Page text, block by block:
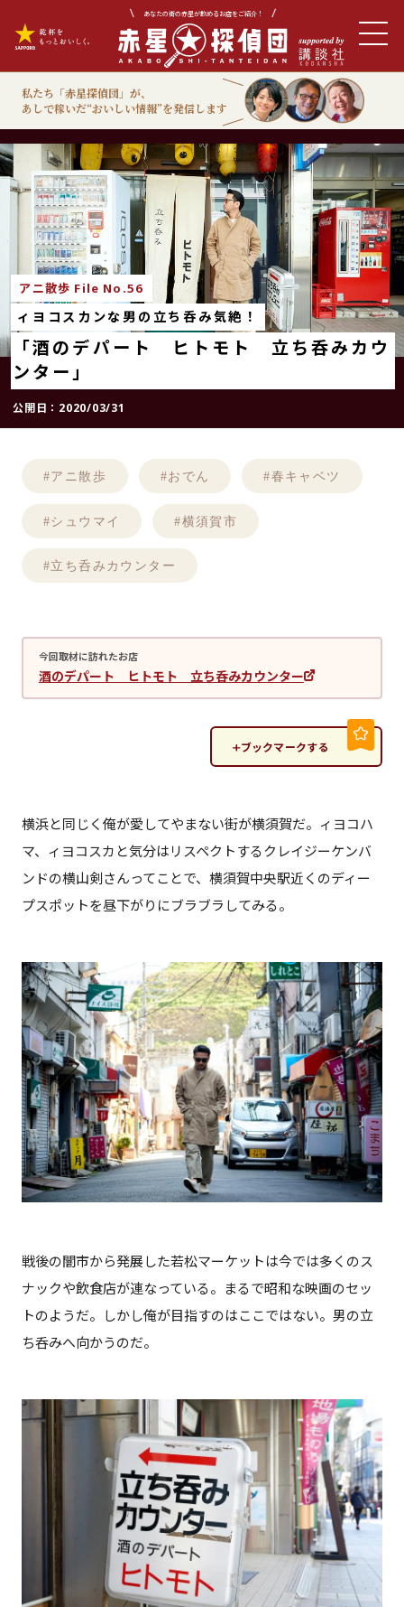
あなたの街の赤星が飲めるお店をご紹介！
私たち「赤星探偵団」が、
あしで稼いだ“おいしい情報”を発信します
アニ散歩 File No.56
ィヨコスカンな男の立ち呑み気絶！
「酒のデパート ヒトモト 立ち呑みカウ
ンター」
公開日： 2020/03/31
#アニ散歩 #おでん #春キャベツ
#シュウマイ #横須賀市
#立ち呑みカウンター
今回取材に訪れたお店
酒のデパート ヒトモト 立ち呑みカウンター
ブックマークする
横浜と同じく俺が愛してやまない街が横須賀だ。ィヨコハ
マ、ィヨコスカと気分はリスペクトするクレイジーケンバ
ンドの横山剣さんってことで、横須賀中央駅近くのディー
プスポットを昼下がりにブラブラしてみる。
戦後の闇市から発展した若松マーケットは今では多くのス
ナックや飲食店が連なっている。まるで昭和な映画のセッ
トのようだ。しかし俺が目指すのはここではない。男の立
ち呑みへ向かうのだ。